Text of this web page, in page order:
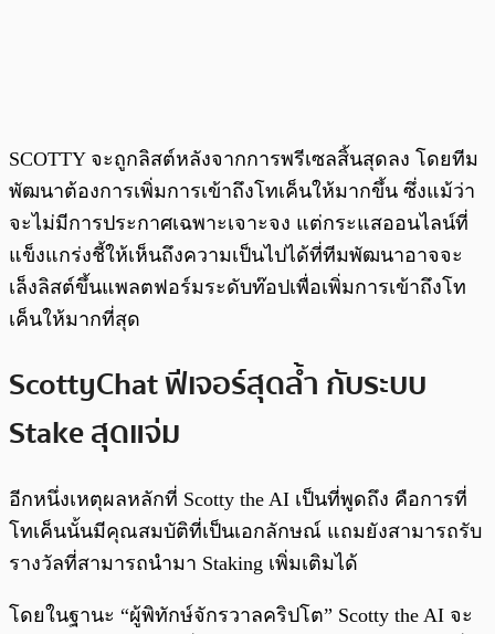
SCOTTY จะถูกลิสต์หลังจากการพรีเซลสิ้นสุดลง โดยทีม
พัฒนาต้องการเพิ่มการเข้าถึงโทเค็นให้มากขึ้น ซึ่งแม้ว่า
จะไม่มีการประกาศเฉพาะเจาะจง แต่กระแสออนไลน์ที่
แข็งแกร่งชี้ให้เห็นถึงความเป็นไปได้ที่ทีมพัฒนาอาจจะ
เล็งลิสต์ขึ้นแพลตฟอร์มระดับท๊อปเพื่อเพิ่มการเข้าถึงโท
เค็นให้มากที่สุด
ScottyChat ฟีเจอร์สุดล้ำ กับระบบ
Stake สุดแจ่ม
อีกหนึ่งเหตุผลหลักที่ Scotty the AI เป็นที่พูดถึง คือการที่
โทเค็นนั้นมีคุณสมบัติที่เป็นเอกลักษณ์ แถมยังสามารถรับ
รางวัลที่สามารถนำมา Staking เพิ่มเติมได้
โดยในฐานะ “ผู้พิทักษ์จักรวาลคริปโต” Scotty the AI จะ